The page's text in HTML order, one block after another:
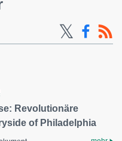
Revolutionäre
of Philadelphia